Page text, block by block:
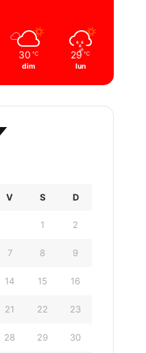
30 ℃
dim
29 ℃
lun
V S D
1 2
7 8 9
14 15 16
21 22 23
28 29 30